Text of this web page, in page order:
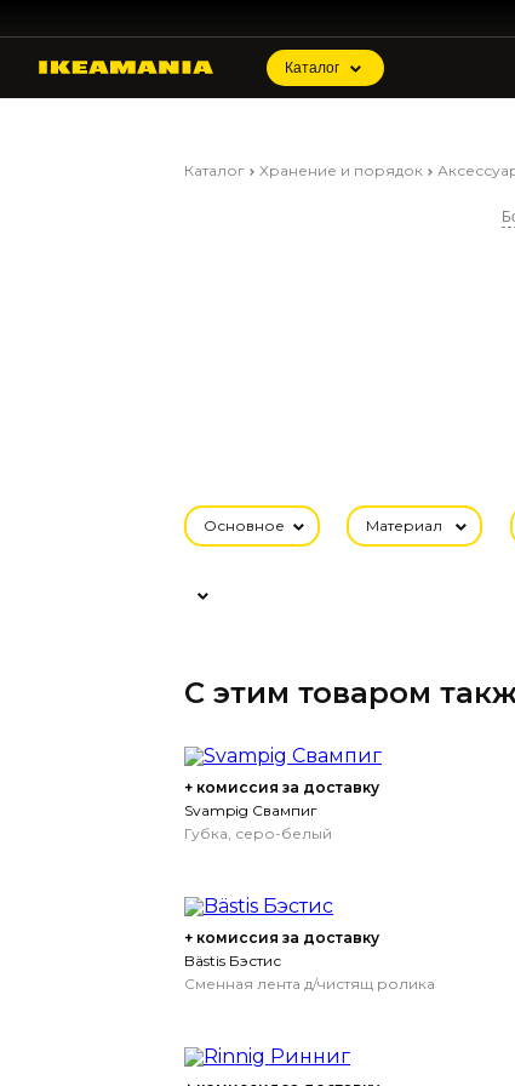
Каталог
Каталог Хранение и порядок
Основное Материал
С этим товаром
+ комиссия за доставку
Svampig Свампиг
Губка, серо-белый
+ комиссия за доставку
Bästis Бэстис
Сменная лента д/чистящ ролика